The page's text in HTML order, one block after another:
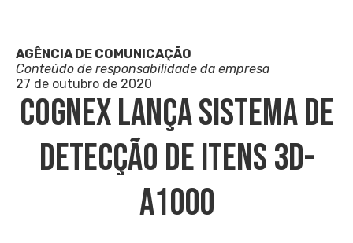
AGÊNCIA DE COMUNICAÇÃO
Conteúdo de responsabilidade da empresa
27 de outubro de 2020
Cognex Lança Sistema De
Detecção De Itens 3D-
A1000